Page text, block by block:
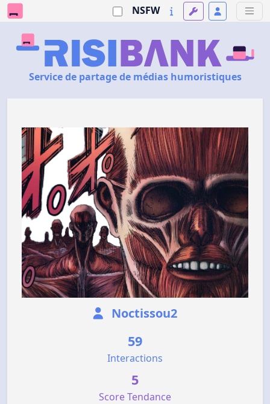
NSFW
Service de partage de médias humoristiques
Noctissou2
59
Interactions
5
Score Tendance